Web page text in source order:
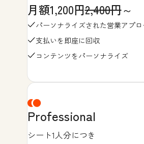
月額1,200円2,400円～
パーソナライズされた営業アプ
支払いを即座に回収
コンテンツをパーソナライズ
Professional
シート1人分につき